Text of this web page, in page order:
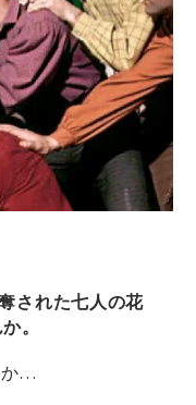
された七人の花
。
か…